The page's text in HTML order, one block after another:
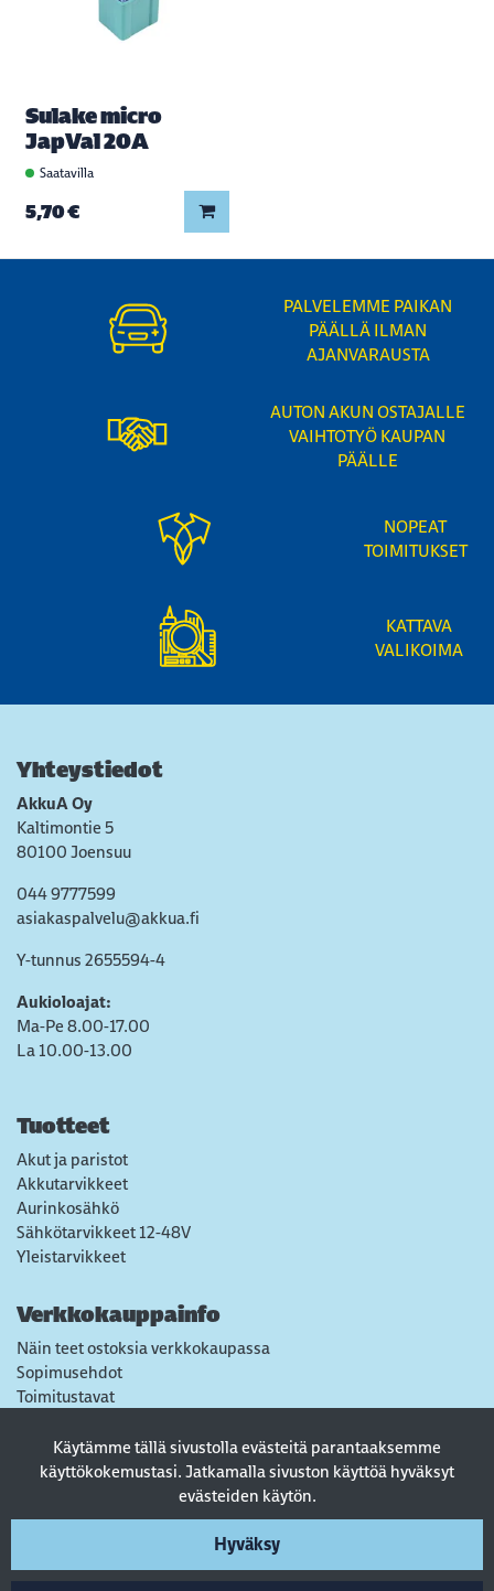
Käytämme tällä sivustolla evästeitä parantaaksemme
käyttökokemustasi. Jatkamalla sivuston käyttöä hyväksyt
evästeiden käytön.
Hyväksy
Sulake micro
JapVal 20A
Saatavilla
5,70 € Lisää koriin
PALVELEMME PAIKAN
PÄÄLLÄ ILMAN
AJANVARAUSTA
AUTON AKUN OSTAJALLE
VAIHTOTYÖ KAUPAN
PÄÄLLE
NOPEAT
TOIMITUKSET
KATTAVA
VALIKOIMA
Yhteystiedot
AkkuA Oy
Kaltimontie 5
80100 Joensuu
044 9777599
asiakaspalvelu@akkua.fi
Y-tunnus 2655594-4
Aukioloajat:
Ma-Pe 8.00-17.00
La 10.00-13.00
Tuotteet
Akut ja paristot
Akkutarvikkeet
Aurinkosähkö
Sähkötarvikkeet 12-48V
Yleistarvikkeet
Verkkokauppainfo
Näin teet ostoksia verkkokaupassa
Sopimusehdot
Toimitustavat
Tietosuojaseloste
Usein kysytyt kysymykset
Seuraa sosiaalisessa mediassa